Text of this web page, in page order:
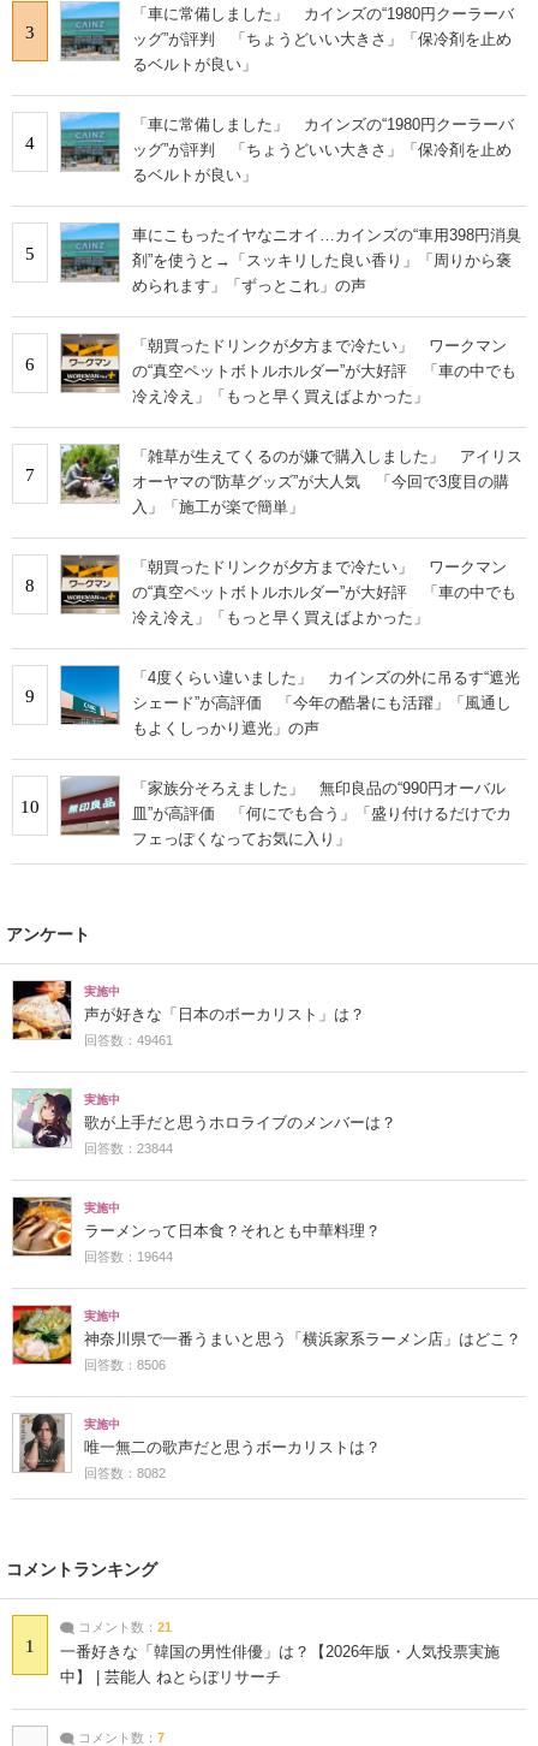
3
「車に常備しました」 カインズの“1980円クーラーバ
ッグ”が評判 「ちょうどいい大きさ」「保冷剤を止め
るベルトが良い」
4
「車に常備しました」 カインズの“1980円クーラーバ
ッグ”が評判 「ちょうどいい大きさ」「保冷剤を止め
るベルトが良い」
5
車にこもったイヤなニオイ…カインズの“車用398円消臭
剤”を使うと→「スッキリした良い香り」「周りから褒
められます」「ずっとこれ」の声
6
「朝買ったドリンクが夕方まで冷たい」 ワークマン
の“真空ペットボトルホルダー”が大好評 「車の中でも
冷え冷え」「もっと早く買えばよかった」
7
「雑草が生えてくるのが嫌で購入しました」 アイリス
オーヤマの“防草グッズ”が大人気 「今回で3度目の購
入」「施工が楽で簡単」
8
「朝買ったドリンクが夕方まで冷たい」 ワークマン
の“真空ペットボトルホルダー”が大好評 「車の中でも
冷え冷え」「もっと早く買えばよかった」
9
「4度くらい違いました」 カインズの外に吊るす“遮光
シェード”が高評価 「今年の酷暑にも活躍」「風通し
もよくしっかり遮光」の声
10
「家族分そろえました」 無印良品の“990円オーバル
皿”が高評価 「何にでも合う」「盛り付けるだけでカ
フェっぽくなってお気に入り」
アンケート
実施中
声が好きな「日本のボーカリスト」は？
回答数：49461
実施中
歌が上手だと思うホロライブのメンバーは？
回答数：23844
実施中
ラーメンって日本食？それとも中華料理？
回答数：19644
実施中
神奈川県で一番うまいと思う「横浜家系ラーメン店」はどこ？
回答数：8506
実施中
唯一無二の歌声だと思うボーカリストは？
回答数：8082
コメントランキング
1
コメント数： 21
一番好きな「韓国の男性俳優」は？【2026年版・人気投票実施
中】 | 芸能人 ねとらぼリサーチ
コメント数： 7